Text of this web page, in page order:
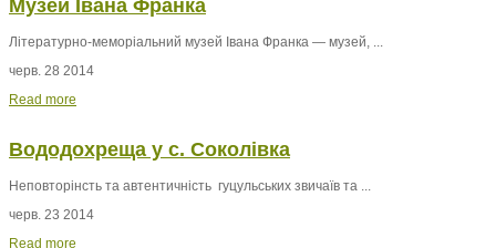
Музей Івана Франка
Літературно-меморіальний музей Івана Франка — музей, ...
черв. 28 2014
Read more
Вододохреща у с. Соколівка
Неповторінсть та автентичність гуцульських звичаїв та ...
черв. 23 2014
Read more